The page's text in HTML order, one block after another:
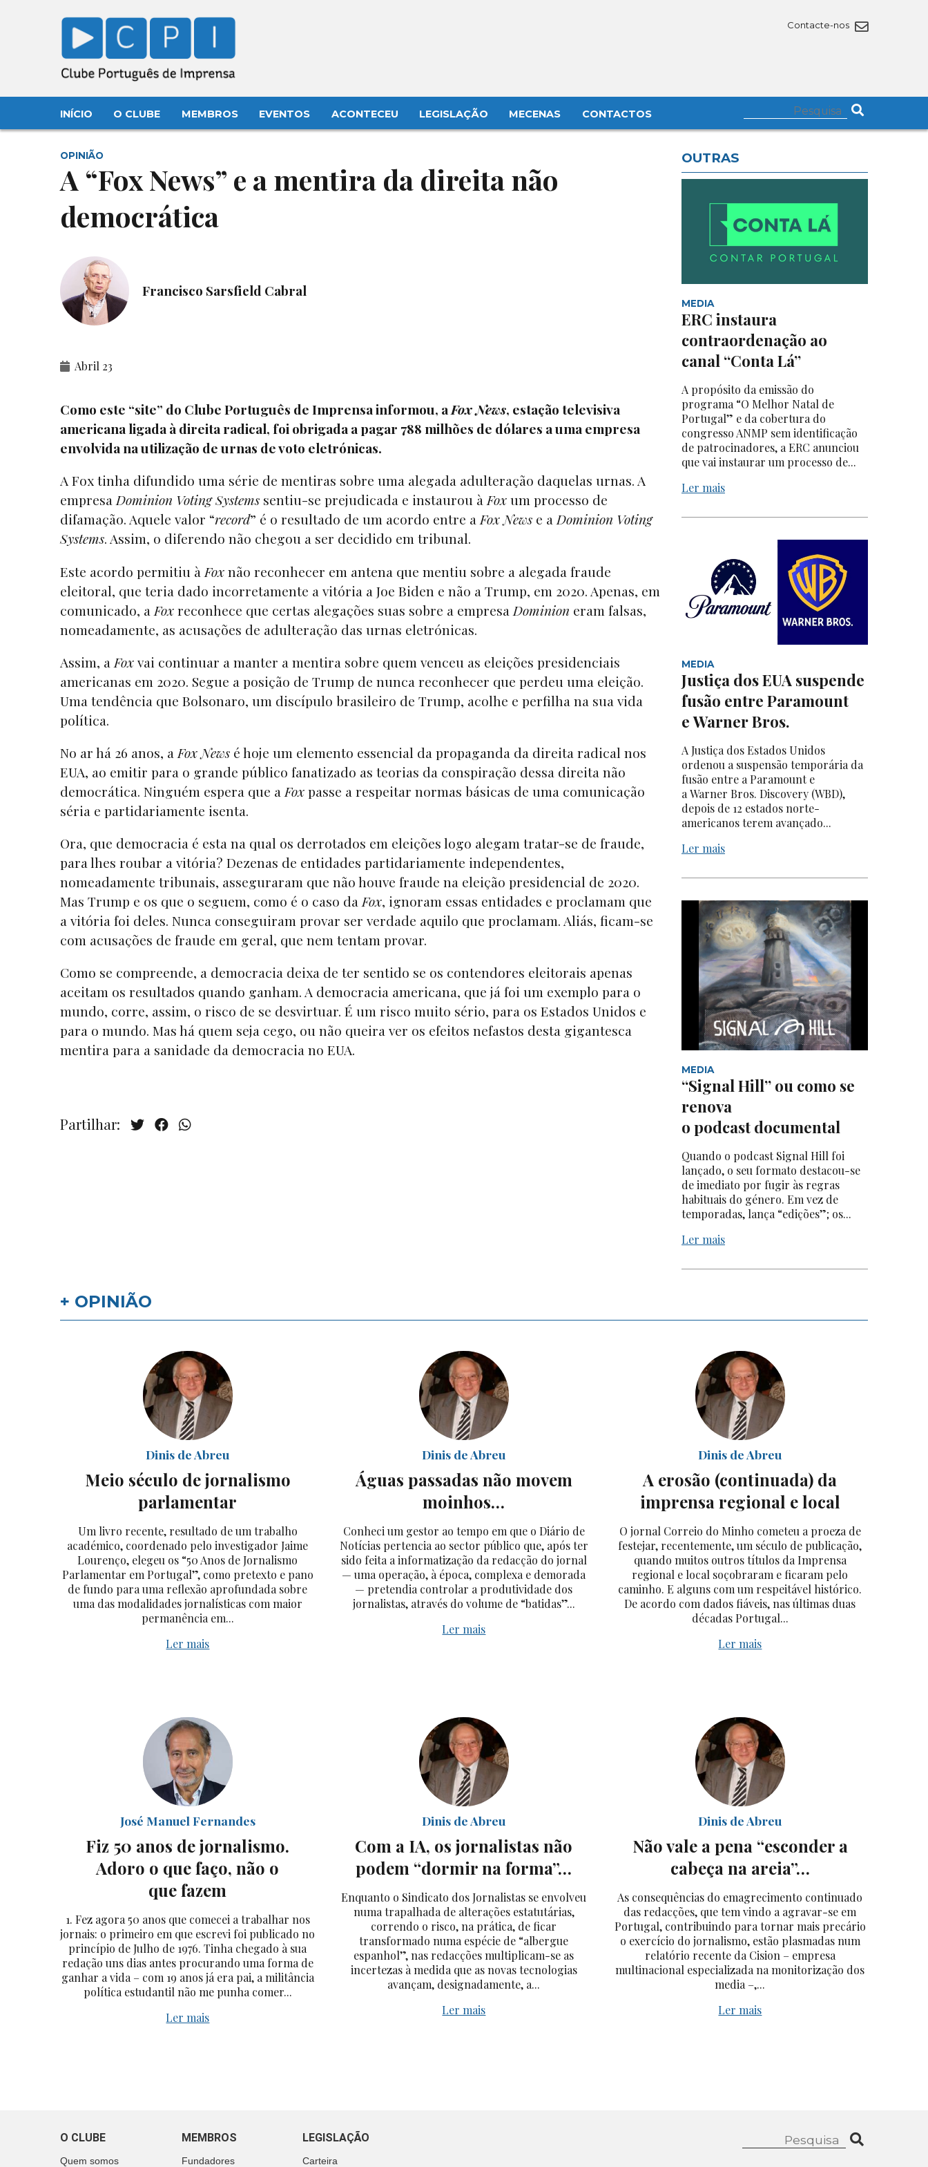
Contacte-nos
INÍCIO O CLUBE MEMBROS EVENTOS ACONTECEU LEGISLAÇÃO MECENAS CONTACTOS
OPINIÃO
A “Fox News” e a mentira da direita não
democrática
Francisco Sarsfield Cabral
Abril 23
Como este “site” do Clube Português de Imprensa informou, a Fox News, estação televisiva
americana ligada à direita radical, foi obrigada a pagar 788 milhões de dólares a uma empresa
envolvida na utilização de urnas de voto eletrónicas.
A Fox tinha difundido uma série de mentiras sobre uma alegada adulteração daquelas urnas. A
empresaDominion Voting Systems sentiu-se prejudicada e instaurou àFoxum processo de
difamação. Aquele valor “record” é o resultado de um acordo entre aFox News e aDominion Voting
Systems. Assim, o diferendo não chegou a ser decidido em tribunal.
Este acordo permitiu à Foxnão reconhecer em antena que mentiu sobre a alegada fraude
eleitoral, que teria dado incorretamente a vitória a Joe Biden e não a Trump, em 2020. Apenas, em
comunicado, a Foxreconhece que certas alegações suas sobre a empresa Dominion eram falsas,
nomeadamente, as acusações de adulteração das urnas eletrónicas.
Assim, a Foxvai continuar a manter a mentira sobre quem venceu as eleições presidenciais
americanas em 2020. Segue a posição de Trump de nunca reconhecer que perdeu uma eleição.
Uma tendência que Bolsonaro, um discípulo brasileiro de Trump, acolhe e perfilha na sua vida
política.
No ar há 26 anos, a Fox News é hoje um elemento essencial da propaganda da direita radical nos
EUA, ao emitir para o grande público fanatizado as teorias da conspiração dessa direita não
democrática. Ninguém espera que a Foxpasse a respeitar normas básicas de uma comunicação
séria e partidariamente isenta.
Ora, que democracia é esta na qual os derrotados em eleições logo alegam tratar-se de fraude,
para lhes roubar a vitória? Dezenas de entidades partidariamente independentes,
nomeadamente tribunais, asseguraram que não houve fraude na eleição presidencial de 2020.
Mas Trump e os que o seguem, como é o caso da Fox, ignoram essas entidades e proclamam que
a vitória foi deles. Nunca conseguiram provar ser verdade aquilo que proclamam. Aliás, ficam-se
com acusações de fraude em geral, que nem tentam provar.
Como se compreende, a democracia deixa de ter sentido se os contendores eleitorais apenas
aceitam os resultados quando ganham. A democracia americana, que já foi um exemplo para o
mundo, corre, assim, o risco de se desvirtuar. É um risco muito sério, para os Estados Unidos e
para o mundo. Mas há quem seja cego, ou não queira ver os efeitos nefastos desta gigantesca
mentira para a sanidade da democracia no EUA.
Partilhar:
OUTRAS
MEDIA
ERC instaura
contraordenação ao
canal “Conta Lá”
A propósito da emissão do
programa “O Melhor Natal de
Portugal” e da cobertura do
congresso ANMP sem identificação
de patrocinadores, a ERC anunciou
que vai instaurar um processo de...
Ler mais
MEDIA
Justiça dos EUA suspende
fusão entre Paramount
e Warner Bros.
A Justiça dos Estados Unidos
ordenou a suspensão temporária da
fusão entre a Paramount e
a Warner Bros. Discovery (WBD),
depois de 12 estados norte-
americanos terem avançado...
Ler mais
MEDIA
“Signal Hill” ou como se
renova
o podcast documental
Quando o podcast Signal Hill foi
lançado, o seu formato destacou-se
de imediato por fugir às regras
habituais do género. Em vez de
temporadas, lança “edições”; os...
Ler mais
+ OPINIÃO
Dinis de Abreu
Meio século de jornalismo
parlamentar
Um livro recente, resultado de um trabalho
académico, coordenado pelo investigador Jaime
Lourenço, elegeu os “50 Anos de Jornalismo
Parlamentar em Portugal”, como pretexto e pano
de fundo para uma reflexão aprofundada sobre
uma das modalidades jornalísticas com maior
permanência em...
Ler mais
Dinis de Abreu
Águas passadas não movem
moinhos…
Conheci um gestor ao tempo em que o Diário de
Notícias pertencia ao sector público que, após ter
sido feita a informatização da redacção do jornal
— uma operação, à época, complexa e demorada
— pretendia controlar a produtividade dos
jornalistas, através do volume de “batidas”...
Ler mais
Dinis de Abreu
A erosão (continuada) da
imprensa regional e local
O jornal Correio do Minho cometeu a proeza de
festejar, recentemente, um século de publicação,
quando muitos outros títulos da Imprensa
regional e local soçobraram e ficaram pelo
caminho. E alguns com um respeitável histórico.
De acordo com dados fiáveis, nas últimas duas
décadas Portugal...
Ler mais
José Manuel Fernandes
Fiz 50 anos de jornalismo.
Adoro o que faço, não o
que fazem
1. Fez agora 50 anos que comecei a trabalhar nos
jornais: o primeiro em que escrevi foi publicado no
princípio de Julho de 1976. Tinha chegado à sua
redação uns dias antes procurando uma forma de
ganhar a vida – com 19 anos já era pai, a militância
política estudantil não me punha comer...
Ler mais
Dinis de Abreu
Com a IA, os jornalistas não
podem “dormir na forma”…
Enquanto o Sindicato dos Jornalistas se envolveu
numa trapalhada de alterações estatutárias,
correndo o risco, na prática, de ficar
transformado numa espécie de “albergue
espanhol”, nas redacções multiplicam-se as
incertezas à medida que as novas tecnologias
avançam, designadamente, a...
Ler mais
Dinis de Abreu
Não vale a pena “esconder a
cabeça na areia”…
As consequências do emagrecimento continuado
das redacções, que tem vindo a agravar-se em
Portugal, contribuindo para tornar mais precário
o exercício do jornalismo, estão plasmadas num
relatório recente da Cision – empresa
multinacional especializada na monitorização dos
media –,...
Ler mais
O CLUBE
Quem somos
MEMBROS
Fundadores
LEGISLAÇÃO
Carteira